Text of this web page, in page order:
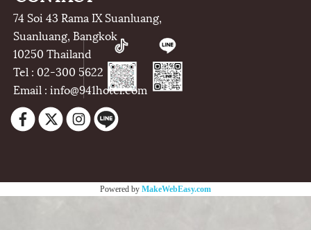
74 Soi 43 Rama IX Suanluang,
Suanluang, Bangkok
10250 Thailand
Tel : 02-300 5622
Email : info@941hotel.com
Powered by MakeWebEasy.com